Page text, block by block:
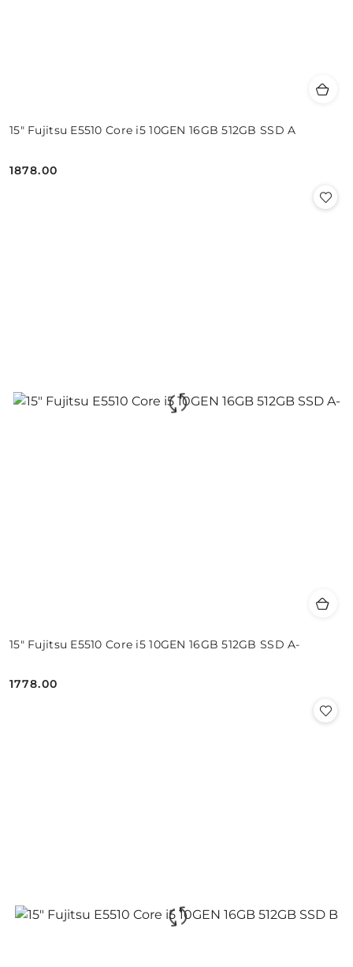
15" Fujitsu E5510 Core i5 10GEN 16GB 512GB SSD A
Cena:
1878.00
15" Fujitsu E5510 Core i5 10GEN 16GB 512GB SSD A-
Cena:
1778.00